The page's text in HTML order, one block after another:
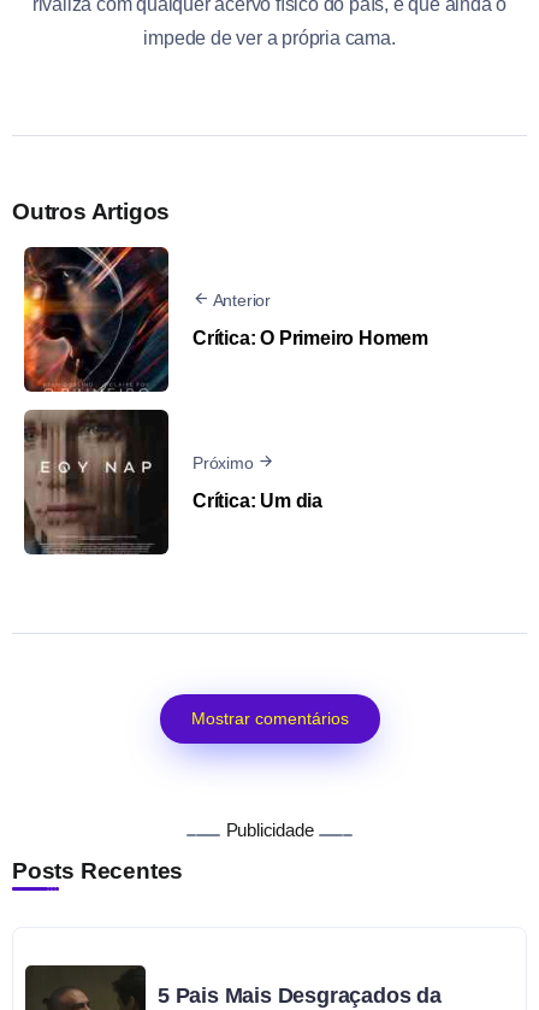
rivaliza com qualquer acervo físico do país, e que ainda o
impede de ver a própria cama.
Outros Artigos
Anterior
Crítica: O Primeiro Homem
Próximo
Crítica: Um dia
Mostrar comentários
Publicidade
Posts Recentes
5 Pais Mais Desgraçados da